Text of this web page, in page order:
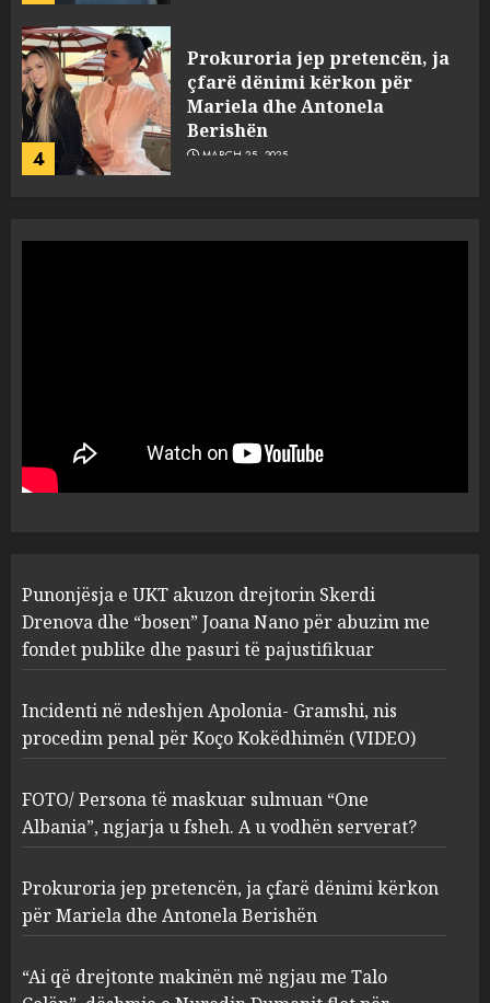
4
Prokuroria jep pretencën, ja
çfarë dënimi kërkon për
Mariela dhe Antonela
Berishën
MARCH 25, 2025
1
“bosen” Joana Nano për
abuzim me fondet publike dhe
pasuri të pajustifikuar
2
Apolonia- Gramshi, nis
procedim penal për Koço
Kokëdhimën (VIDEO)
MARCH 27, 2025
3
FOTO/ Persona të maskuar
sulmuan “One Albania”,
ngjarja u fsheh. A u vodhën
serverat?
MARCH 25, 2025
Prokuroria jep pretencën, ja
çfarë dënimi kërkon për
Berishën
Punonjësja e UKT akuzon drejtorin Skerdi
Drenova dhe “bosen” Joana Nano për abuzim me
fondet publike dhe pasuri të pajustifikuar
Incidenti në ndeshjen Apolonia- Gramshi, nis
procedim penal për Koço Kokëdhimën (VIDEO)
FOTO/ Persona të maskuar sulmuan “One
Albania”, ngjarja u fsheh. A u vodhën serverat?
Prokuroria jep pretencën, ja çfarë dënimi kërkon
për Mariela dhe Antonela Berishën
“Ai që drejtonte makinën më ngjau me Talo